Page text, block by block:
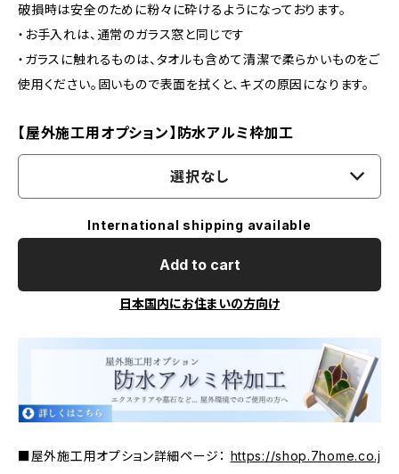
破損時は安全のために粉々に砕けるようになっております。
・お手入れは、通常のガラス窓と同じです
・ガラスに触れるものは、タオルも含めて清潔で柔らかいものをご
使用ください。固いもので表面を拭くと、キズの原因になります。
【屋外施工用オプション】防水アルミ枠加工
選択なし
International shipping available
Add to cart
日本国内にお住まいの方向け
■屋外施工用オプション詳細ページ： https://shop.7home.co.j